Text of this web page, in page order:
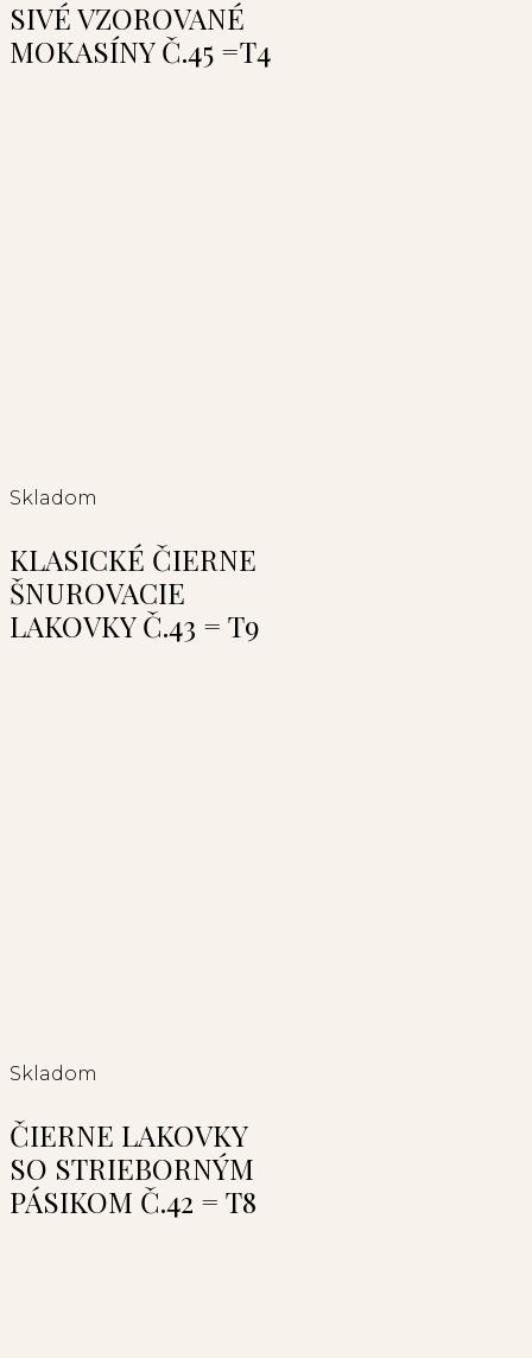
SIVÉ VZOROVANÉ
MOKASÍNY Č.45 =T4
Skladom
KLASICKÉ ČIERNE
ŠNUROVACIE
LAKOVKY Č.43 = T9
Skladom
ČIERNE LAKOVKY
SO STRIEBORNÝM
PÁSIKOM Č.42 = T8